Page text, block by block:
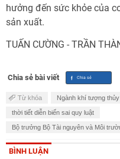
hưởng đến sức khỏe của
sản xuất.
TUẤN CƯỜNG - TRẦN
Chia sẻ bài viết
Từ khóa Ngành khí tượng
thời tiết diễn biến sai quy luật
Bộ trưởng Bộ Tài nguyên và Môi
BÌNH LUẬN